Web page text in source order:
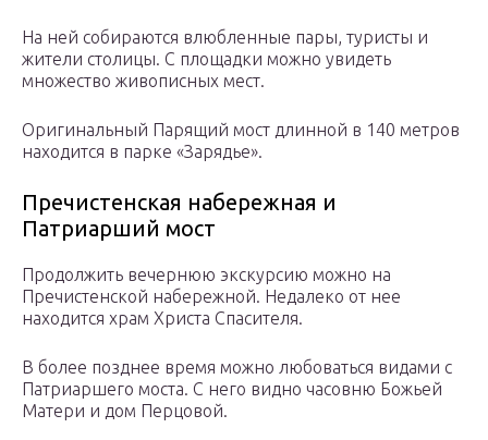
На ней собираются влюбленные пары, туристы и
жители столицы. С площадки можно увидеть
множество живописных мест.
Оригинальный Парящий мост длинной в 140 метров
находится в парке «Зарядье».
Пречистенская набережная и
Патриарший мост
Продолжить вечернюю экскурсию можно на
Пречистенской набережной. Недалеко от нее
находится храм Христа Спасителя.
В более позднее время можно любоваться видами с
Патриаршего моста. С него видно часовню Божьей
Матери и дом Перцовой.